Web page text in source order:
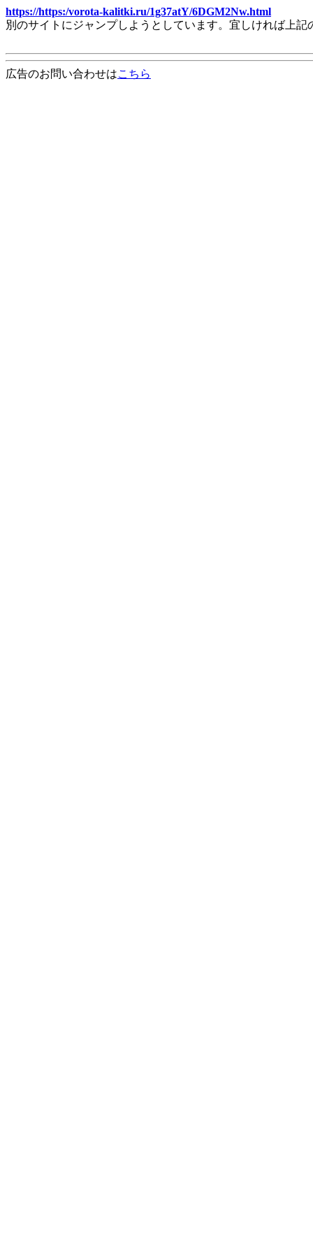
https://https:/vorota-kalitki.ru/1g37atY/6DGM2Nw.html
別のサイトにジャンプしようとしています。宜しければ上
広告のお問い合わせはこちら